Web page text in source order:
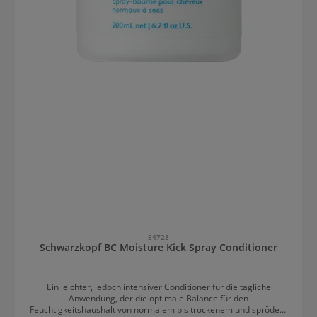
54728
Schwarzkopf BC Moisture Kick Spray Conditioner
Ein leichter, jedoch intensiver Conditioner für die tägliche
Anwendung, der die optimale Balance für den
Feuchtigkeitshaushalt von normalem bis trockenem und sprödem